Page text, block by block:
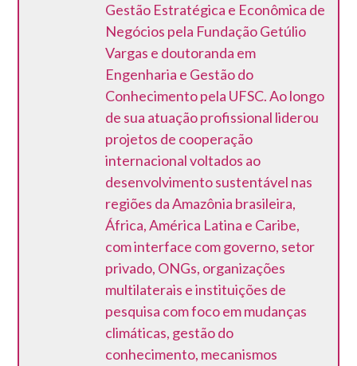
Gestão Estratégica e Econômica de
Negócios pela Fundação Getúlio
Vargas e doutoranda em
Engenharia e Gestão do
Conhecimento pela UFSC. Ao longo
de sua atuação profissional liderou
projetos de cooperação
internacional voltados ao
desenvolvimento sustentável nas
regiões da Amazônia brasileira,
África, América Latina e Caribe,
com interface com governo, setor
privado, ONGs, organizações
multilaterais e instituições de
pesquisa com foco em mudanças
climáticas, gestão do
conhecimento, mecanismos